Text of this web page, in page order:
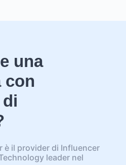
una
con
è il provider di Influencer
leader nel